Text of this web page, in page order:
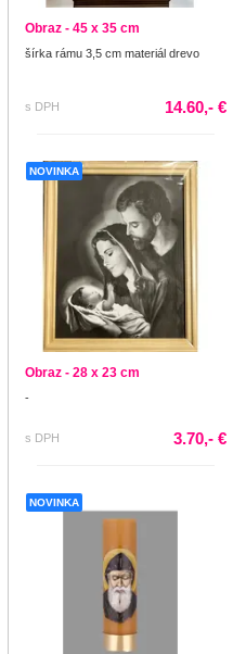
Obraz - 45 x 35 cm
šírka rámu 3,5 cm materiál drevo
s DPH 14.60,- €
NOVINKA
Obraz - 28 x 23 cm
-
s DPH 3.70,- €
NOVINKA